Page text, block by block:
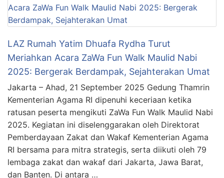
LAZ Rumah Yatim Dhuafa Rydha Turut
Meriahkan Acara ZaWa Fun Walk Maulid Nabi
2025: Bergerak Berdampak, Sejahterakan Umat
Jakarta – Ahad, 21 September 2025 Gedung Thamrin
Kementerian Agama RI dipenuhi keceriaan ketika
ratusan peserta mengikuti ZaWa Fun Walk Maulid Nabi
2025. Kegiatan ini diselenggarakan oleh Direktorat
Pemberdayaan Zakat dan Wakaf Kementerian Agama
RI bersama para mitra strategis, serta diikuti oleh 79
lembaga zakat dan wakaf dari Jakarta, Jawa Barat,
dan Banten. Di antara …